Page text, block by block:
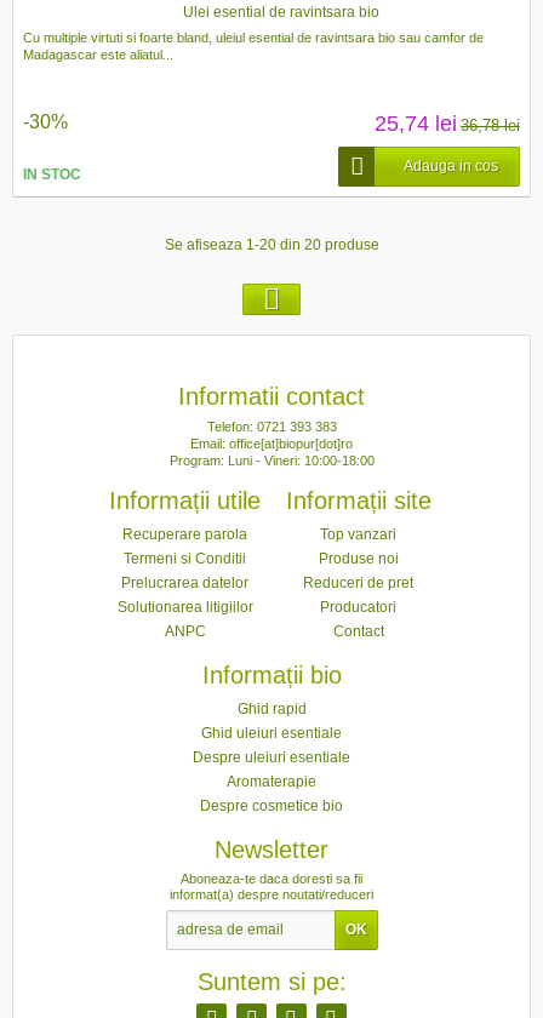
Ulei esential de ravintsara bio
Cu multiple virtuti si foarte bland, uleiul esential de ravintsara bio sau camfor de
Madagascar este aliatul...
-30% 25,74 lei 36,78 lei
IN STOC
Adauga in cos
Se afiseaza 1-20 din 20 produse
Informatii contact
Telefon: 0721 393 383
Email: office[at]biopur[dot]ro
Program: Luni - Vineri: 10:00-18:00
Informații utile
Recuperare parola
Termeni si Conditii
Prelucrarea datelor
Solutionarea litigiilor
ANPC
Informații site
Top vanzari
Produse noi
Reduceri de pret
Producatori
Contact
Informații bio
Ghid rapid
Ghid uleiuri esentiale
Despre uleiuri esentiale
Aromaterapie
Despre cosmetice bio
Newsletter
Aboneaza-te daca doresti sa fii
informat(a) despre noutati/reduceri
Suntem si pe: